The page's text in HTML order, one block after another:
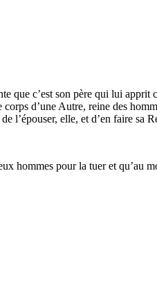
que c’est son père qui lui apprit
d’une Autre, reine des
l’épouser, elle, et d’en faire sa
hommes pour la tuer et qu’au